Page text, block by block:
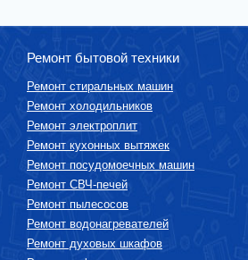
Ремонт бытовой техники
Ремонт стиральных машин
Ремонт холодильников
Ремонт электроплит
Ремонт кухонных вытяжек
Ремонт посудомоечных машин
Ремонт СВЧ-печей
Ремонт пылесосов
Ремонт водонагревателей
Ремонт духовых шкафов